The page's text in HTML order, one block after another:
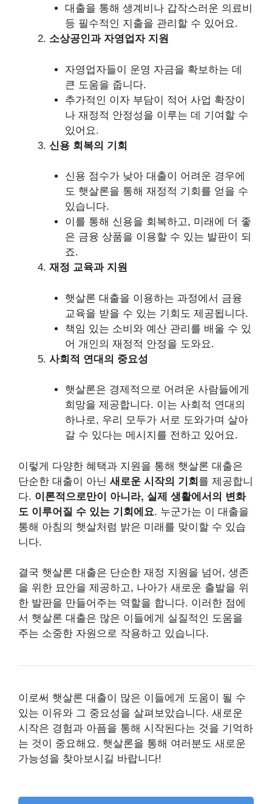
대출을 통해 생계비나 갑작스러운 의료비
등 필수적인 지출을 관리할 수 있어요.
소상공인과 자영업자 지원
자영업자들이 운영 자금을 확보하는 데
큰 도움을 줍니다.
추가적인 이자 부담이 적어 사업 확장이
나 재정적 안정성을 이루는 데 기여할 수
있어요.
신용 회복의 기회
신용 점수가 낮아 대출이 어려운 경우에
도 햇살론을 통해 재정적 기회를 얻을 수
있습니다.
이를 통해 신용을 회복하고, 미래에 더 좋
은 금융 상품을 이용할 수 있는 발판이 되
죠.
재정 교육과 지원
햇살론 대출을 이용하는 과정에서 금융
교육을 받을 수 있는 기회도 제공됩니다.
책임 있는 소비와 예산 관리를 배울 수 있
어 개인의 재정적 안정을 도와요.
사회적 연대의 중요성
햇살론은 경제적으로 어려운 사람들에게
희망을 제공합니다. 이는 사회적 연대의
하나로, 우리 모두가 서로 도와가며 살아
갈 수 있다는 메시지를 전하고 있어요.
이렇게 다양한 혜택과 지원을 통해 햇살론 대출은
단순한 대출이 아닌 새로운 시작의 기회 를 제공합니
다. 이론적으로만이 아니라, 실제 생활에서의 변화
도 이루어질 수 있는 기회에요. 누군가는 이 대출을
통해 아침의 햇살처럼 밝은 미래를 맞이할 수 있습
니다.
결국 햇살론 대출은 단순한 재정 지원을 넘어, 생존
을 위한 묘안을 제공하고, 나아가 새로운 출발을 위
한 발판을 만들어주는 역할을 합니다. 이러한 점에
서 햇살론 대출은 많은 이들에게 실질적인 도움을
주는 소중한 자원으로 작용하고 있습니다.
이로써 햇살론 대출이 많은 이들에게 도움이 될 수
있는 이유와 그 중요성을 살펴보았습니다. 새로운
시작은 경험과 아픔을 통해 시작된다는 것을 기억하
는 것이 중요해요. 햇살론을 통해 여러분도 새로운
가능성을 찾아보시길 바랍니다!